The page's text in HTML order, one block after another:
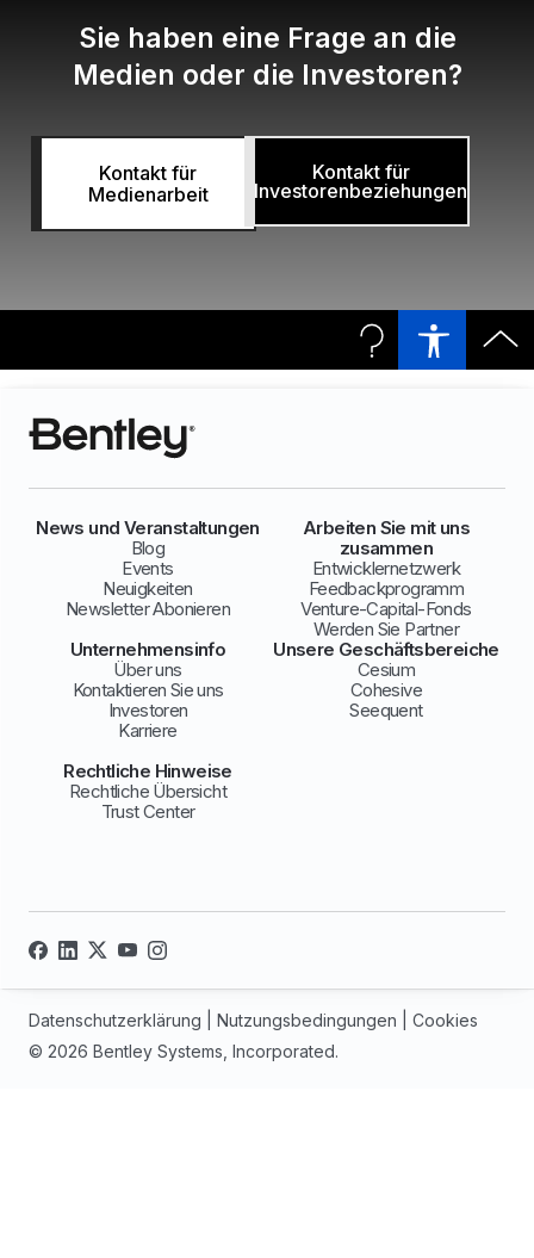
Sie haben eine Frage an die
Medien oder die Investoren?
Kontakt für
Medienarbeit
Kontakt für
Investorenbeziehungen
News und Veranstaltungen
Blog
Events
Neuigkeiten
Newsletter Abonieren
Arbeiten Sie mit uns
zusammen
Entwicklernetzwerk
Feedbackprogramm
Venture-Capital-Fonds
Werden Sie Partner
Unternehmensinfo
Über uns
Kontaktieren Sie uns
Investoren
Karriere
Unsere Geschäftsbereiche
Cesium
Cohesive
Seequent
Rechtliche Hinweise
Rechtliche Übersicht
Trust Center
© 2026 Bentley Systems, Incorporated.
Datenschutzerklärung Nutzungsbedingungen Cookies